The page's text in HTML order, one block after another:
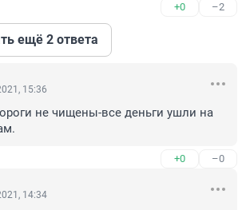
+0 –2
ещё 2 ответа
15:36
не чищены-все деньги ушли на
+0 –0
14:34